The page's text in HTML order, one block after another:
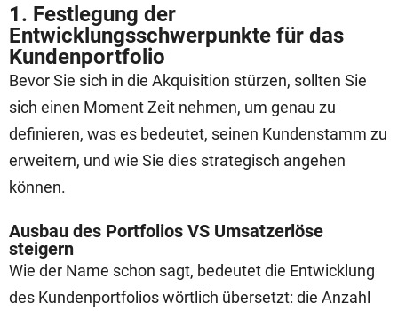
1. Festlegung der
Entwicklungsschwerpunkte für das
Kundenportfolio
Bevor Sie sich in die Akquisition stürzen, sollten Sie
sich einen Moment Zeit nehmen, um genau zu
definieren, was es bedeutet, seinen Kundenstamm zu
erweitern, und wie Sie dies strategisch angehen
können.
Ausbau des Portfolios VS Umsatzerlöse
steigern
Wie der Name schon sagt, bedeutet die Entwicklung
des Kundenportfolios wörtlich übersetzt: die Anzahl